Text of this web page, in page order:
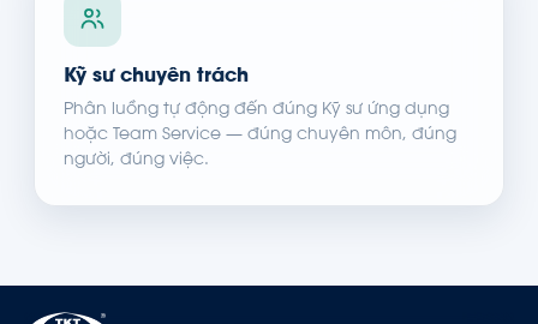
Kỹ sư chuyên trách
Phân luồng tự động đến đúng Kỹ sư ứng dụng
hoặc Team Service — đúng chuyên môn, đúng
người, đúng việc.